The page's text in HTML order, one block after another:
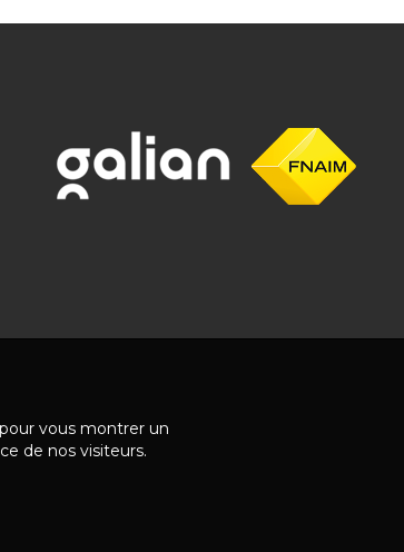
vous montrer un
de nos visiteurs.